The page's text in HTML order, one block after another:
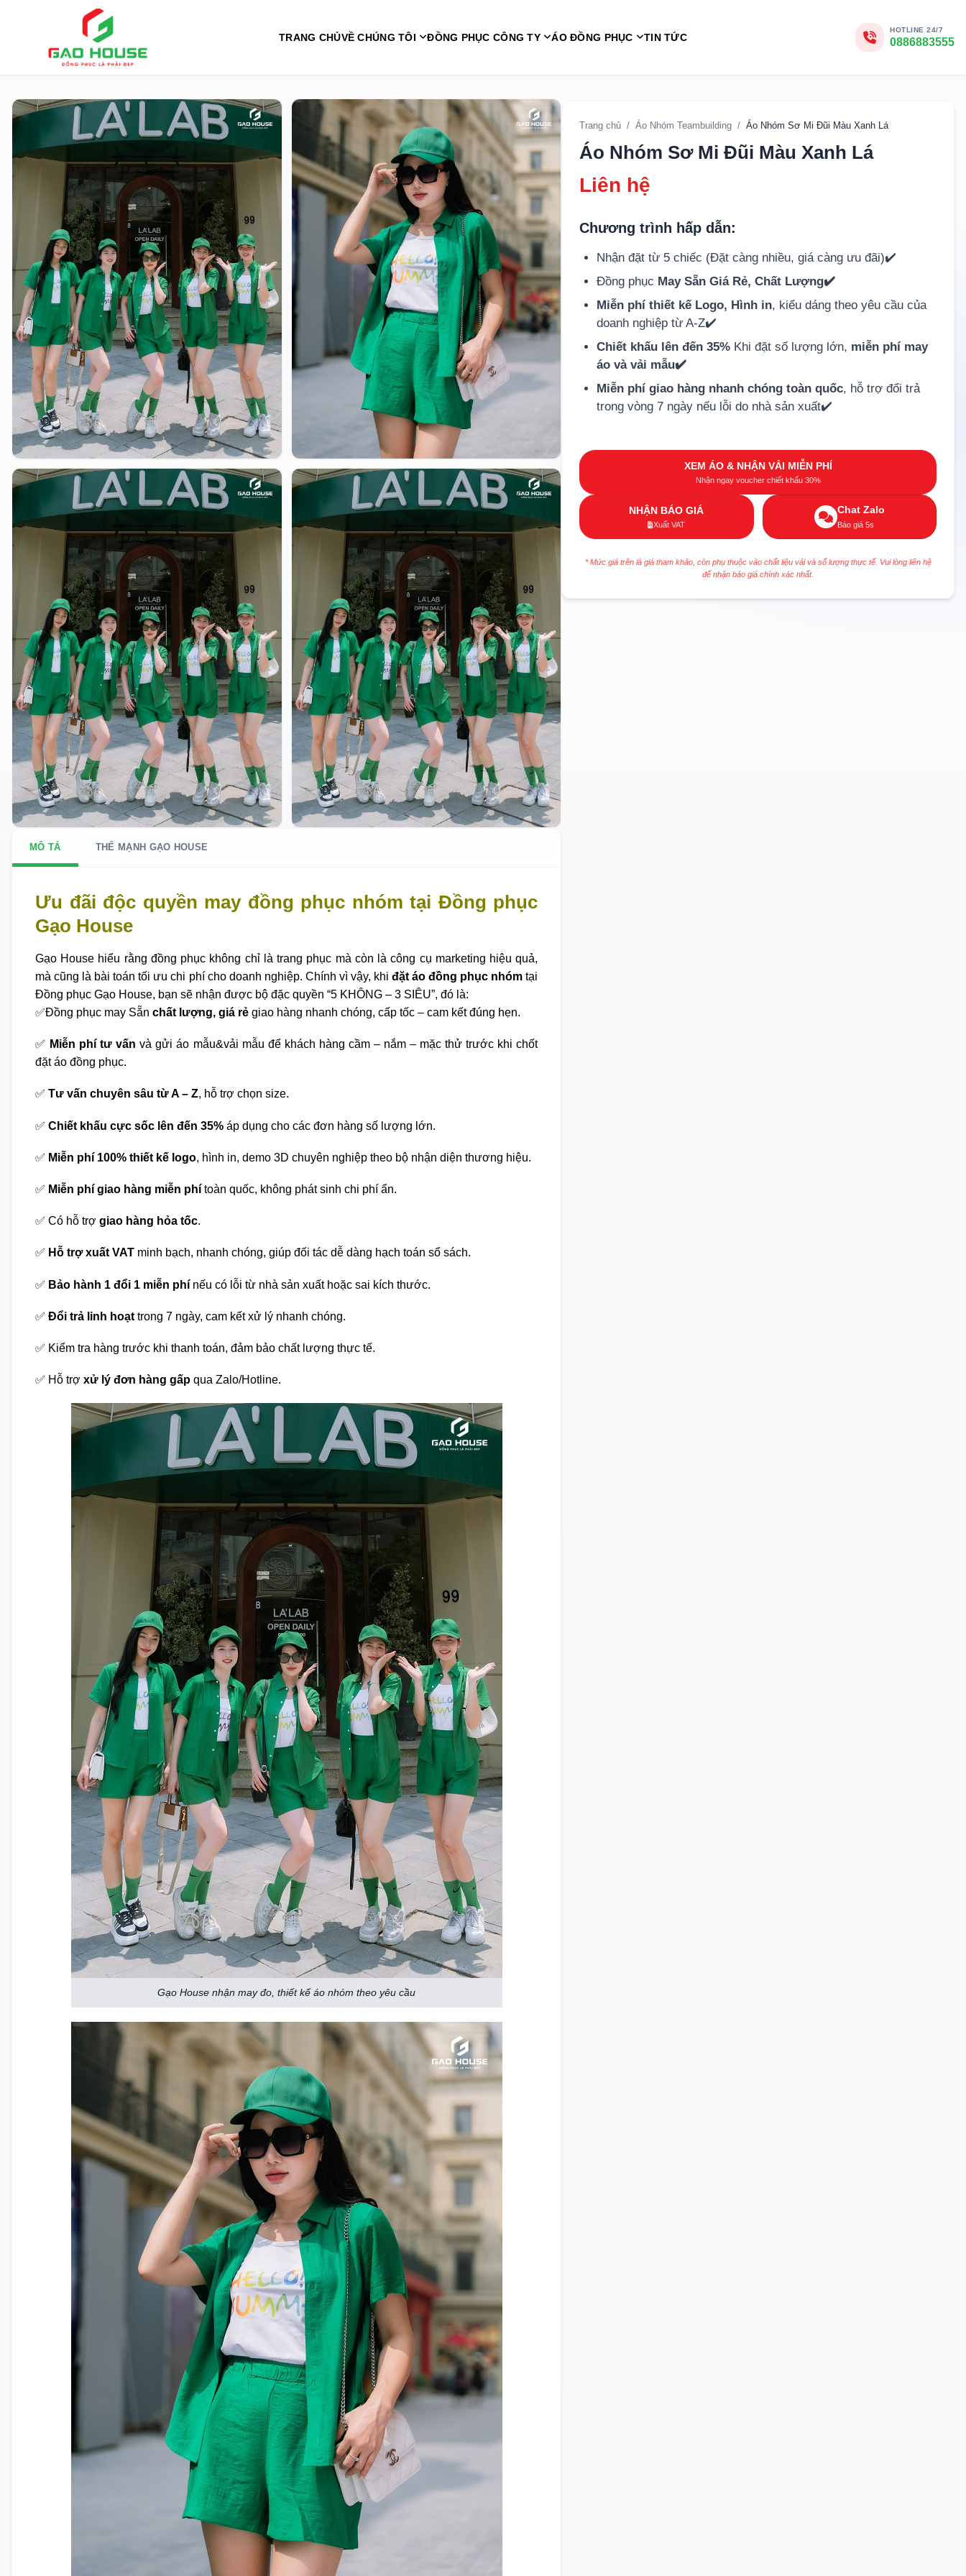
TRANG CHỦVỀ CHÚNG TÔI ĐỒNG PHỤC CÔNG TY ÁO ĐỒNG PHỤC TIN TỨC
HOTLINE 24/7
0886883555
MÔ TẢ THẾ MẠNH GẠO HOUSE
Ưu đãi độc quyền may đồng phục nhóm tại Đồng phục
Gạo House
Gạo House hiểu rằng đồng phục không chỉ là trang phục mà còn là công cụ marketing hiệu quả,
mà cũng là bài toán tối ưu chi phí cho doanh nghiệp. Chính vì vậy, khi đặt áo đồng phục nhóm tại
Đồng phục Gạo House, bạn sẽ nhận được bộ đặc quyền “5 KHÔNG – 3 SIÊU”, đó là:
✅Đồng phục may Sẵn chất lượng, giá rẻ giao hàng nhanh chóng, cấp tốc – cam kết đúng hẹn.
✅ Miễn phí tư vấn và gửi áo mẫu&vải mẫu để khách hàng cầm – nắm – mặc thử trước khi chốt
đặt áo đồng phục.
✅ Tư vấn chuyên sâu từ A – Z, hỗ trợ chọn size.
✅ Chiết khấu cực sốc lên đến 35% áp dụng cho các đơn hàng số lượng lớn.
✅ Miễn phí 100% thiết kế logo, hình in, demo 3D chuyên nghiệp theo bộ nhận diện thương hiệu.
✅ Miễn phí giao hàng miễn phí toàn quốc, không phát sinh chi phí ẩn.
✅ Có hỗ trợ giao hàng hỏa tốc.
✅ Hỗ trợ xuất VAT minh bạch, nhanh chóng, giúp đối tác dễ dàng hạch toán sổ sách.
✅ Bảo hành 1 đổi 1 miễn phí nếu có lỗi từ nhà sản xuất hoặc sai kích thước.
✅ Đổi trả linh hoạt trong 7 ngày, cam kết xử lý nhanh chóng.
✅ Kiểm tra hàng trước khi thanh toán, đảm bảo chất lượng thực tế.
✅ Hỗ trợ xử lý đơn hàng gấp qua Zalo/Hotline.
Gạo House nhận may đo, thiết kế áo nhóm theo yêu cầu
Trang chủ / Áo Nhóm Teambuilding / Áo Nhóm Sơ Mi Đũi Màu Xanh Lá
Áo Nhóm Sơ Mi Đũi Màu Xanh Lá
Liên hệ
Chương trình hấp dẫn:
Nhận đặt từ 5 chiếc (Đặt càng nhiều, giá càng ưu đãi)✔️
Đồng phục May Sẵn Giá Rẻ, Chất Lượng✔️
Miễn phí thiết kế Logo, Hình in, kiểu dáng theo yêu cầu của
doanh nghiệp từ A-Z✔️
Chiết khấu lên đến 35% Khi đặt số lượng lớn, miễn phí may
áo và vải mẫu✔️
Miễn phí giao hàng nhanh chóng toàn quốc, hỗ trợ đổi trả
trong vòng 7 ngày nếu lỗi do nhà sản xuất✔️
XEM ÁO & NHẬN VẢI MIỄN PHÍ
Nhận ngay voucher chiết khấu 30%
NHẬN BÁO GIÁ
Xuất VAT
Chat Zalo
Báo giá 5s
* Mức giá trên là giá tham khảo, còn phụ thuộc vào chất liệu vải và số lượng thực tế. Vui lòng liên hệ
để nhận báo giá chính xác nhất.